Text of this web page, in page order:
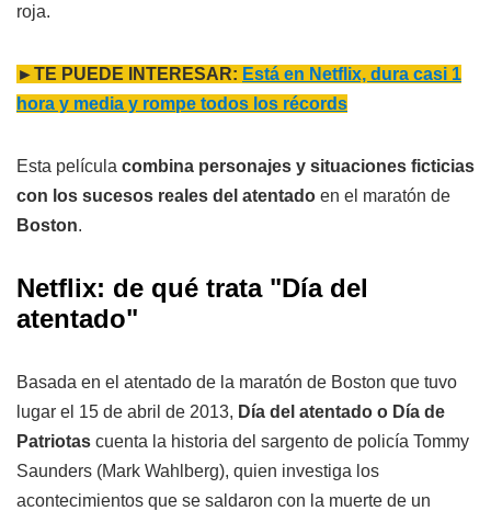
roja.
►TE PUEDE INTERESAR: Está en Netflix, dura casi 1
hora y media y rompe todos los récords
Esta película combina personajes y situaciones ficticias
con los sucesos reales del atentado en el maratón de
Boston.
Netflix: de qué trata "Día del
atentado"
Basada en el atentado de la maratón de Boston que tuvo
lugar el 15 de abril de 2013, Día del atentado o Día de
Patriotas cuenta la historia del sargento de policía Tommy
Saunders (Mark Wahlberg), quien investiga los
acontecimientos que se saldaron con la muerte de un